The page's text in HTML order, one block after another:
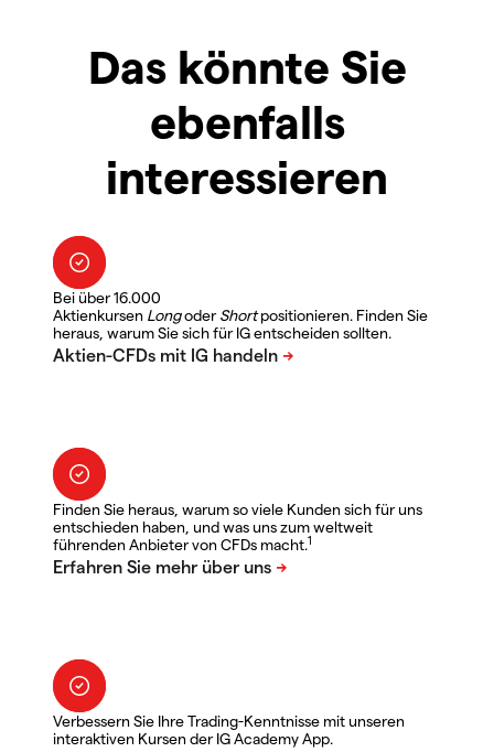
Das könnte Sie
ebenfalls
interessieren
Bei über 16.000
Aktienkursen LongoderShortpositionieren. Finden Sie
heraus, warum Sie sich für IG entscheiden sollten.
Finden Sie heraus, warum so viele Kunden sich für uns
entschieden haben, und was uns zum weltweit
führenden Anbieter von CFDs macht.1
Verbessern Sie Ihre Trading-Kenntnisse mit unseren
interaktiven Kursen der IG Academy App.